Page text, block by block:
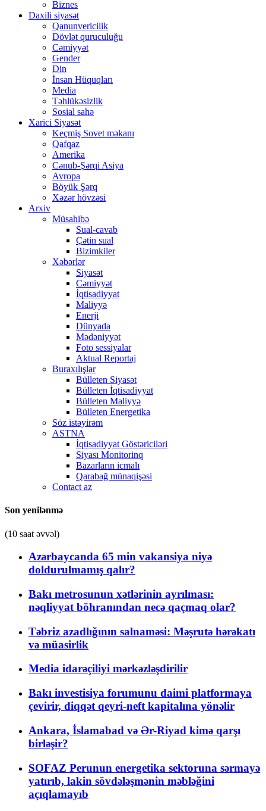
Biznes
Daxili siyasət
Qanunvericilik
Dövlət quruculuğu
Cəmiyyət
Gender
Din
İnsan Hüquqları
Media
Təhlükəsizlik
Sosial sahə
Xarici Siyasət
Keçmiş Sovet məkanı
Qafqaz
Amerika
Cənub-Şərqi Asiya
Avropa
Böyük Şərq
Xəzər hövzəsi
Arxiv
Müsahibə
Sual-cavab
Çətin sual
Bizimkiler
Xəbərlər
Siyasət
Cəmiyyət
İqtisadiyyat
Maliyyə
Enerji
Dünyada
Mədəniyyət
Foto sessiyalar
Aktual Reportaj
Buraxılışlar
Bülleten Siyasət
Bülleten İqtisadiyyat
Bülleten Maliyyə
Bülleten Energetika
Söz istəyirəm
ASTNA
İqtisadiyyat Göstəriciləri
Siyası Monitorinq
Bazarların icmalı
Qarabağ münaqişəsi
Contact az
Son yenilənmə
(10 saat əvvəl)
Azərbaycanda 65 min vakansiya niyə
doldurulmamış qalır?
Bakı metrosunun xətlərinin ayrılması:
nəqliyyat böhranından necə qaçmaq olar?
Təbriz azadlığının salnaməsi: Məşrutə hərəkatı
və müasirlik
Media idarəçiliyi mərkəzləşdirilir
Bakı investisiya forumunu daimi platformaya
çevirir, diqqət qeyri-neft kapitalına yönəlir
Ankara, İslamabad və Ər-Riyad kimə qarşı
birləşir?
SOFAZ Perunun energetika sektoruna sərmayə
yatırıb, lakin sövdələşmənin məbləğini
açıqlamayıb